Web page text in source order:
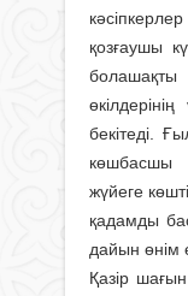
қозғаушы
бекітеді.
көшбасшы
жүйеге
қадамды
дайын өнім
Қазір